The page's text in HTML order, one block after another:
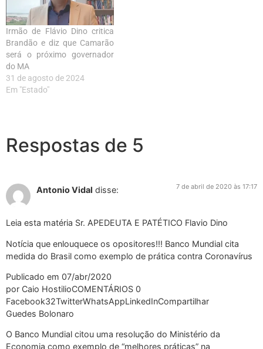
Irmão de Flávio Dino critica
Brandão e diz que Camarão
será o próximo governador
do MA
31 de agosto de 2024
Em "Estado"
Respostas de 5
Antonio Vidal disse: 7 de abril de 2020 às 17:17
Leia esta matéria Sr. APEDEUTA E PATÉTICO Flavio Dino
Notícia que enlouquece os opositores!!! Banco Mundial cita
medida do Brasil como exemplo de prática contra Coronavírus
Publicado em 07/abr/2020
por Caio HostilioCOMENTÁRIOS 0
Facebook32TwitterWhatsAppLinkedInCompartilhar
Guedes Bolonaro
O Banco Mundial citou uma resolução do Ministério da
Economia como exemplo de “melhores práticas” na